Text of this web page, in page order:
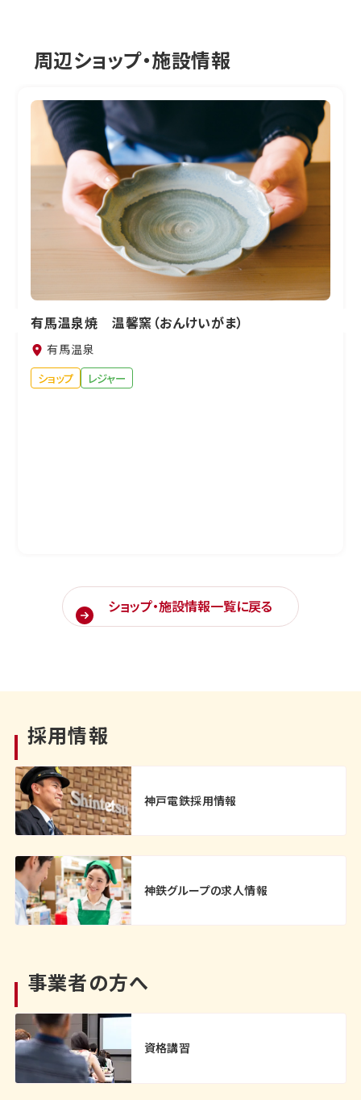
周辺ショップ・施設情報
有馬温泉焼 温馨窯（おんけいがま）
有馬温泉
ショップ
レジャー
ショップ・施設情報一覧に戻る
採用情報
神戸電鉄採用情報
神鉄グループの求人情報
事業者の方へ
資格講習